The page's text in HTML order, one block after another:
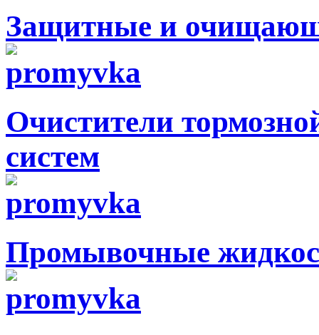
Защитные и
Очистители
систем
Промывочные